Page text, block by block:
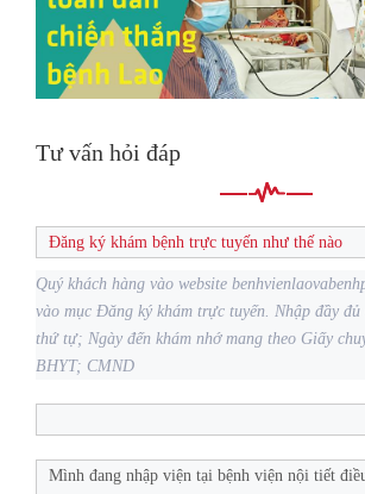
Tư vấn hỏi đáp
Đăng ký khám bệnh trực tuyến như thế nào
Quý khách hàng vào website
vào mục Đăng ký khám trực tuyến. Nhập đầy
thứ tự; Ngày đến khám nhớ mang theo Giấy
BHYT; CMND
Mình đang nhập viện tại bệnh viện nội tiết